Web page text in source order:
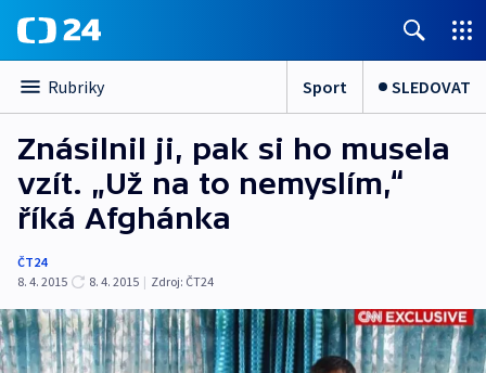
Rubriky Sport SLEDOVAT
Znásilnil ji, pak si ho musela
vzít. „Už na to nemyslím,“
říká Afghánka
ČT24
8. 4. 2015
8. 4. 2015 | Zdroj: ČT24